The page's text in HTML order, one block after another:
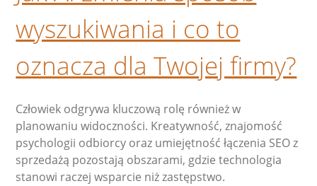
wyszukiwania i co to
oznacza dla Twojej firmy?
Człowiek odgrywa kluczową rolę również w
planowaniu widoczności. Kreatywność, znajomość
psychologii odbiorcy oraz umiejętność łączenia SEO z
sprzedażą pozostają obszarami, gdzie technologia
stanowi raczej wsparcie niż zastępstwo.